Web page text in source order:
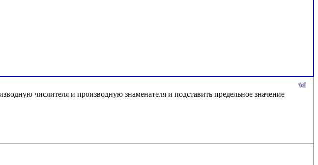
числителя и производную знаменателя и подставить предельное значение